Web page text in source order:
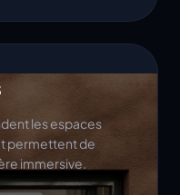
les espaces
permettent de
immersive.